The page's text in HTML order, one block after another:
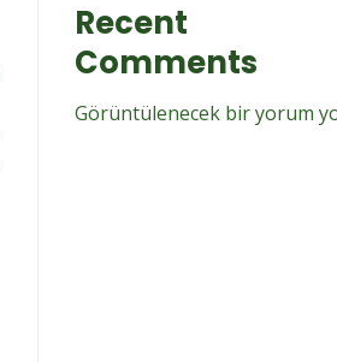
Recent
Comments
Görüntülenecek bir yorum